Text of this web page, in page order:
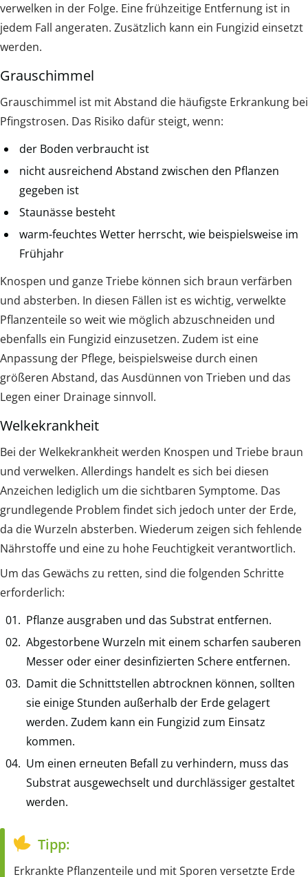
verwelken in der Folge. Eine frühzeitige Entfernung ist in
jedem Fall angeraten. Zusätzlich kann ein Fungizid einsetzt
werden.
Grauschimmel
Grauschimmel ist mit Abstand die häufigste Erkrankung bei
Pfingstrosen. Das Risiko dafür steigt, wenn:
der Boden verbraucht ist
nicht ausreichend Abstand zwischen den Pflanzen
gegeben ist
Staunässe besteht
warm-feuchtes Wetter herrscht, wie beispielsweise im
Frühjahr
Knospen und ganze Triebe können sich braun verfärben
und absterben. In diesen Fällen ist es wichtig, verwelkte
Pflanzenteile so weit wie möglich abzuschneiden und
ebenfalls ein Fungizid einzusetzen. Zudem ist eine
Anpassung der Pflege, beispielsweise durch einen
größeren Abstand, das Ausdünnen von Trieben und das
Legen einer Drainage sinnvoll.
Welkekrankheit
Bei der Welkekrankheit werden Knospen und Triebe braun
und verwelken. Allerdings handelt es sich bei diesen
Anzeichen lediglich um die sichtbaren Symptome. Das
grundlegende Problem findet sich jedoch unter der Erde,
da die Wurzeln absterben. Wiederum zeigen sich fehlende
Nährstoffe und eine zu hohe Feuchtigkeit verantwortlich.
Um das Gewächs zu retten, sind die folgenden Schritte
erforderlich:
Pflanze ausgraben und das Substrat entfernen.
Abgestorbene Wurzeln mit einem scharfen sauberen
Messer oder einer desinfizierten Schere entfernen.
Damit die Schnittstellen abtrocknen können, sollten
sie einige Stunden außerhalb der Erde gelagert
werden. Zudem kann ein Fungizid zum Einsatz
kommen.
Um einen erneuten Befall zu verhindern, muss das
Substrat ausgewechselt und durchlässiger gestaltet
werden.
Tipp:
Erkrankte Pflanzenteile und mit Sporen versetzte Erde